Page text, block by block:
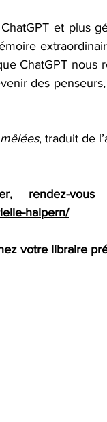
et plus
ChatGPT nous
des
, traduit de
halpern/
votre libraire